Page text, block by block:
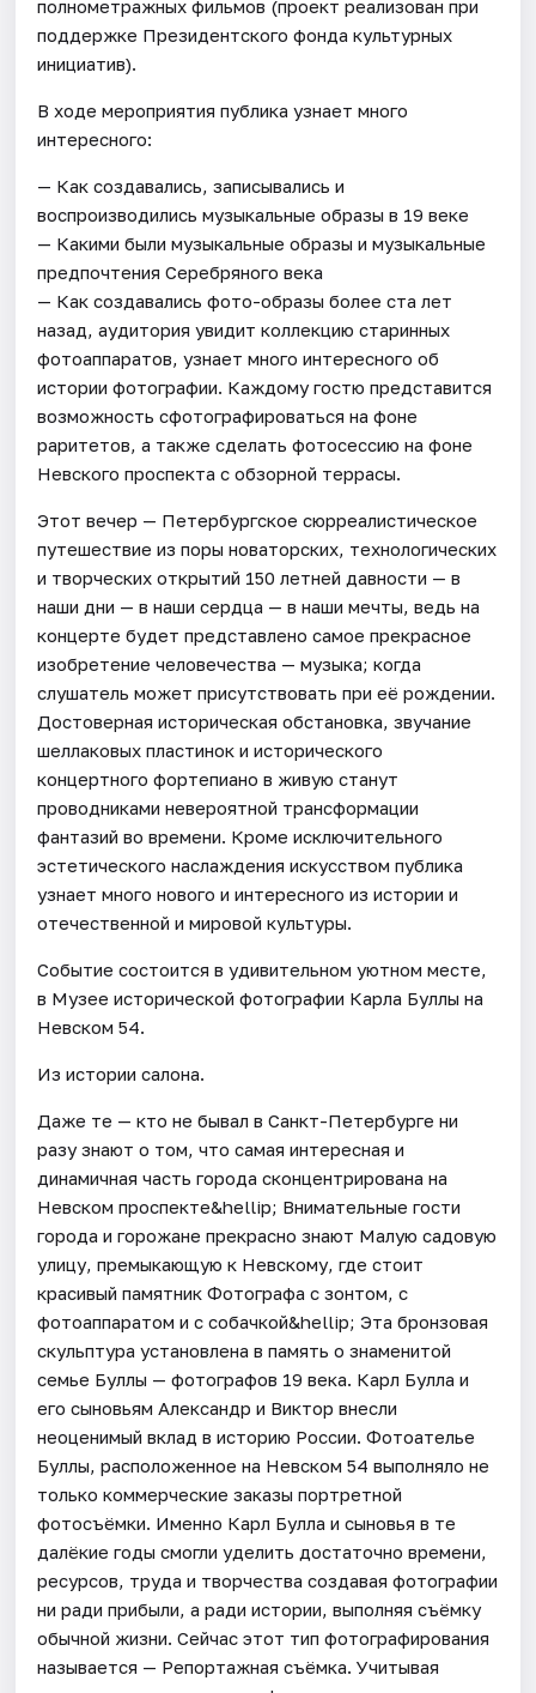
полнометражных фильмов (проект реализован при
поддержке Президентского фонда культурных
инициатив).
В ходе мероприятия публика узнает много
интересного:
— Как создавались, записывались и
воспроизводились музыкальные образы в 19 веке
— Какими были музыкальные образы и музыкальные
предпочтения Серебряного века
— Как создавались фото-образы более ста лет
назад, аудитория увидит коллекцию старинных
фотоаппаратов, узнает много интересного об
истории фотографии. Каждому гостю представится
возможность сфотографироваться на фоне
раритетов, а также сделать фотосессию на фоне
Невского проспекта с обзорной террасы.
Этот вечер — Петербургское сюрреалистическое
путешествие из поры новаторских, технологических
и творческих открытий 150 летней давности — в
наши дни — в наши сердца — в наши мечты, ведь на
концерте будет представлено самое прекрасное
изобретение человечества — музыка; когда
слушатель может присутствовать при её рождении.
Достоверная историческая обстановка, звучание
шеллаковых пластинок и исторического
концертного фортепиано в живую станут
проводниками невероятной трансформации
фантазий во времени. Кроме исключительного
эстетического наслаждения искусством публика
узнает много нового и интересного из истории и
отечественной и мировой культуры.
Событие состоится в удивительном уютном месте,
в Музее исторической фотографии Карла Буллы на
Невском 54.
Из истории салона.
Даже те — кто не бывал в Санкт-Петербурге ни
разу знают о том, что самая интересная и
динамичная часть города сконцентрирована на
Невском проспекте&hellip; Внимательные гости
города и горожане прекрасно знают Малую садовую
улицу, премыкающую к Невскому, где стоит
красивый памятник Фотографа с зонтом, с
фотоаппаратом и с собачкой&hellip; Эта бронзовая
скульптура установлена в память о знаменитой
семье Буллы — фотографов 19 века. Карл Булла и
его сыновьям Александр и Виктор внесли
неоценимый вклад в историю России. Фотоателье
Буллы, расположенное на Невском 54 выполняло не
только коммерческие заказы портретной
фотосъёмки. Именно Карл Булла и сыновья в те
далёкие годы смогли уделить достаточно времени,
ресурсов, труда и творчества создавая фотографии
ни ради прибыли, а ради истории, выполняя съёмку
обычной жизни. Сейчас этот тип фотографирования
называется — Репортажная съёмка. Учитывая